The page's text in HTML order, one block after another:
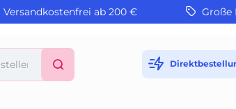
Versandkostenfrei ab 200 € Große